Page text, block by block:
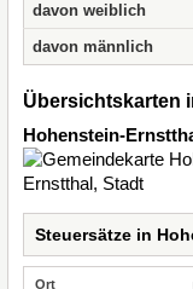
davon weiblich
davon männlich
Übersichtskarten
Hohenstein-
Steuersätze in